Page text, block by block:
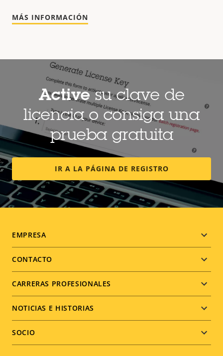
MÁS INFORMACIÓN
Activesu clave de
licencia o consiga una
prueba gratuita
IR A LA PÁGINA DE REGISTRO
Footer
menu
EMPRESA
CONTACTO
CARRERAS PROFESIONALES
NOTICIAS E HISTORIAS
SOCIO